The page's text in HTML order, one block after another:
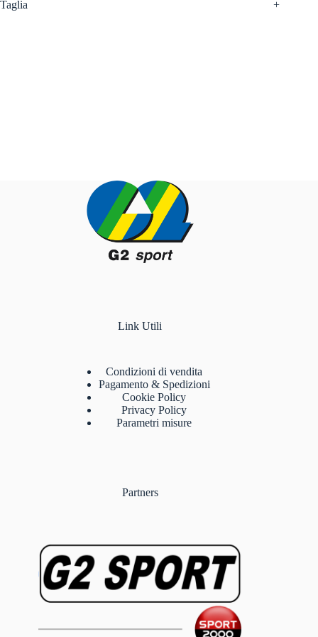
Taglia +
Link Utili
Condizioni di vendita
Pagamento & Spedizioni
Cookie Policy
Privacy Policy
Parametri misure
Partners